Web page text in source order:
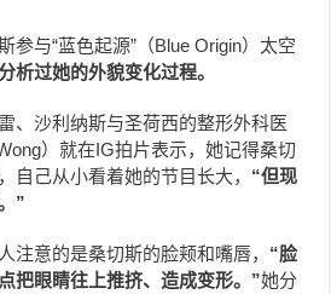
参与“蓝色起源”（Blue Origin）太空
析过她的外貌变化过程。
、沙利纳斯与圣荷西的整形外科医
）就在IG拍片表示，她记得桑切
自己从小看着她的节目长大， “但现
”
注意的是桑切斯的脸颊和嘴唇， “脸
把眼睛往上推挤、造成变形。”她分